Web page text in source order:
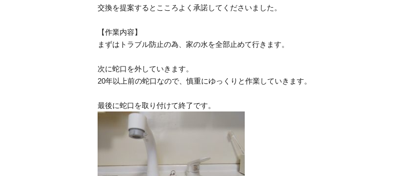
交換を提案するとこころよく承諾してくださいました。
【作業内容】
まずはトラブル防止の為、家の水を全部止めて行きます。
次に蛇口を外していきます。
20年以上前の蛇口なので、慎重にゆっくりと作業していきます。
最後に蛇口を取り付けて終了です。